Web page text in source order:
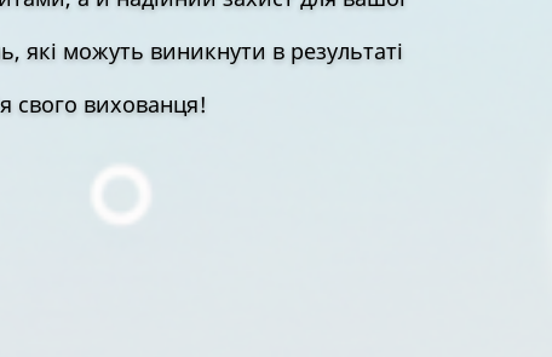
які можуть виникнути в результаті
свого вихованця!